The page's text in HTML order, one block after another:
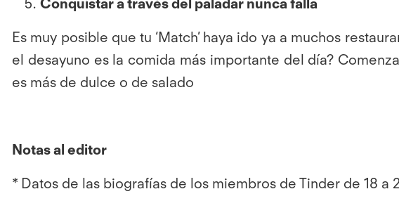
Conquistar a través del paladar nunca falla
Es muy posible que tu ‘Match’ haya ido ya a muchos
el desayuno es la comida más importante del día?
es más de dulce o de salado
Notas al editor
* Datos de las biografías de los miembros de Tinder de 18